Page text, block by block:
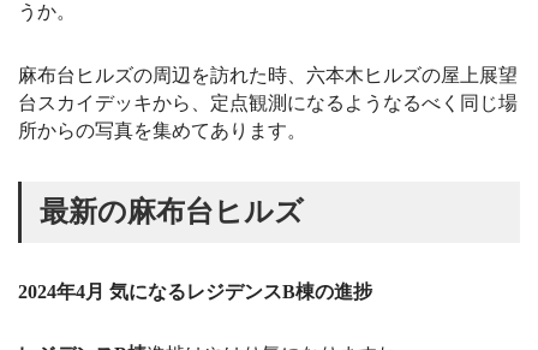
うか。
麻布台ヒルズの周辺を訪れた時、六本木ヒルズの屋上展望
台スカイデッキから、定点観測になるようなるべく同じ場
所からの写真を集めてあります。
最新の麻布台ヒルズ
2024年4月 気になるレジデンスB棟の進捗